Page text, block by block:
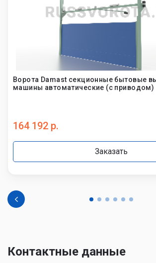
Ворота Damast секционные бытовые
машины автоматические (с приводом)
164 192 р.
Заказать
Контактные данные